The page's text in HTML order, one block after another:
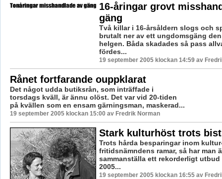
16-åringar grovt
gäng
Två killar i 16-årsåldern slogs och
brutalt ner av ett ungdomsgäng
helgen. Båda skadades så pass
fördes...
19 september 2005 klockan 14:59 av
Rånet fortfarande ouppklarat
Det något udda butiksrån, som inträffade i
torsdags kväll, är ännu olöst. Det var vid 20-tiden
på kvällen som en ensam gärningsman, maskerad...
19 september 2005 klockan 15:00 av Fredrik Norman
Stark kulturhöst trots
Trots hårda besparingar inom
fritidsnämndens ramar, så har man
sammanställa ett rekorderligt
2005...
19 september 2005 klockan 16:55 av